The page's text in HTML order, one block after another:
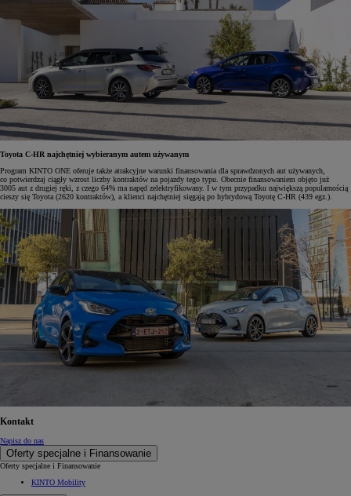
Toyota C-HR najchętniej wybieranym autem używanym
Program KINTO ONE oferuje także atrakcyjne warunki finansowania dla sprawdzonych aut używanych,
co potwierdzaj ciągły wzrost liczby kontraktów na pojazdy tego typu. Obecnie finansowaniem objęto już
3005 aut z drugiej ręki, z czego 64% ma napęd zelektryfikowany. I w tym przypadku największą popularnością
cieszy się Toyota (2620 kontraktów), a klienci najchętniej sięgają po hybrydową Toyotę C-HR (439 egz.).
Kontakt
Napisz do nas
Oferty specjalne i Finansowanie
Oferty specjalne i Finansowanie
KINTO Mobility